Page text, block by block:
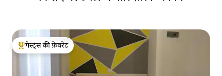
गेस्ट्स का टॉप फ़ेवरेट
गेस्ट्स की फ़ेवरेट